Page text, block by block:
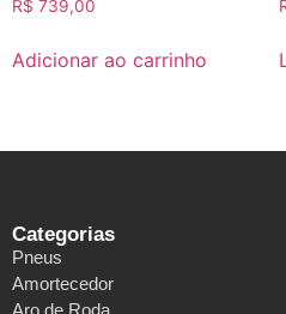
R$ 739,00
Adicionar ao carrinho
Categorias
Pneus
Amortecedor
Aro de Roda